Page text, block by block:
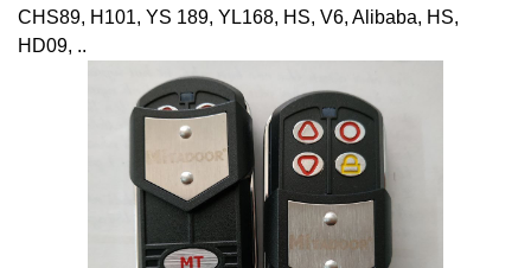
CHS89, H101, YS 189, YL168, HS, V6, Alibaba, HS,
HD09, ..